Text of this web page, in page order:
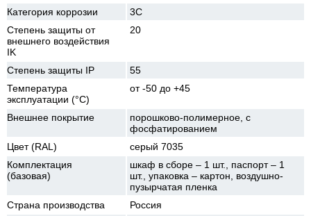
Категория коррозии
3С
Степень защиты от
внешнего воздействия
IK
20
Степень защиты IP
55
Температура
эксплуатации (°С)
от -50 до +45
Внешнее покрытие
порошково-полимерное, с
фосфатированием
Цвет (RAL)
серый 7035
Комплектация
(базовая)
шкаф в сборе – 1 шт., паспорт – 1
шт., упаковка – картон, воздушно-
пузырчатая пленка
Страна производства
Россия